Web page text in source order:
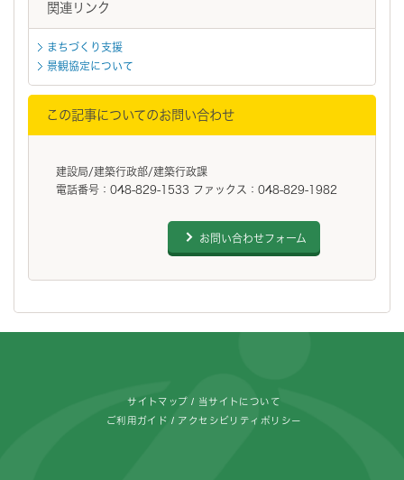
関連リンク
まちづくり支援
景観協定について
この記事についてのお問い合わせ
建設局/建築行政部/建築行政課
電話番号：048-829-1533 ファックス：048-829-1982
お問い合わせフォーム
サイトマップ 当サイトについて
ご利用ガイド アクセシビリティポリシー